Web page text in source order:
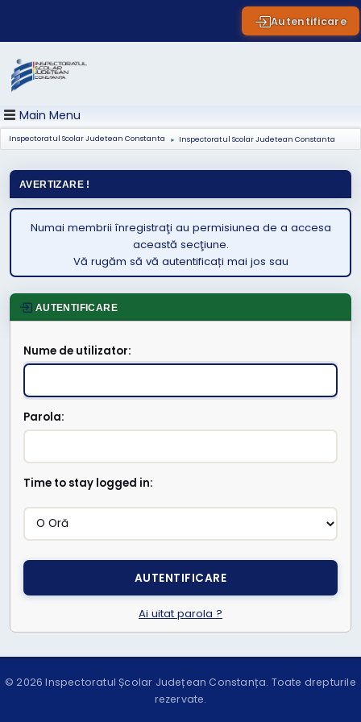
Autentificare
Main Menu
Inspectoratul Scolar Judetean Constanta ► Inspectoratul Scolar Judetean Constanta
AVERTIZARE !
Numai membrii înregistraţi au permisiunea de a accesa
această secţiune.
Vă rugăm să vă autentificați mai jos sau
AUTENTIFICARE
Nume de utilizator:
Parola:
Time to stay logged in:
Ai uitat parola ?
© 2026 Inspectoratul Școlar Județean Constanța. Toate drepturile
rezervate.